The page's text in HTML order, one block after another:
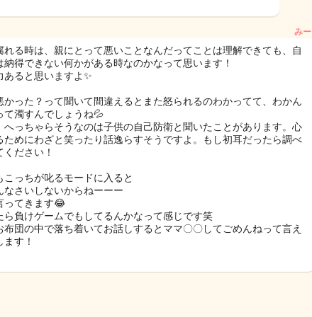
みー
れる時は、親にとって悪いことなんだってことは理解できても、自
納得できない何かがある時なのかなって思います！
あると思いますよ✨
かった？って聞いて間違えるとまた怒られるのわかってて、わかん
て濁すんでしょうね💦
へっちゃらそうなのは子供の自己防衛と聞いたことがあります。心
ためにわざと笑ったり話逸らすそうですよ。もし初耳だったら調べ
ください！
こっちが叱るモードに入ると
なさいしないからねーーー
ってきます😂
ら負けゲームでもしてるんかなって感じです笑
布団の中で落ち着いてお話しするとママ〇〇してごめんねって言え
す！